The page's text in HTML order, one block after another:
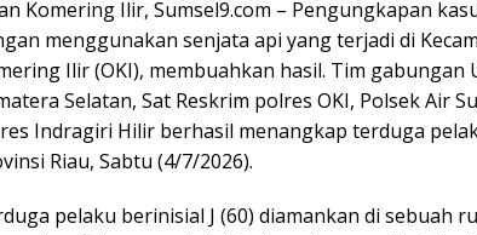
Komering Ilir, Sumsel9.com – Pengungkapan
menggunakan senjata api yang terjadi di
Ilir (OKI), membuahkan hasil. Tim gabungan
Selatan, Sat Reskrim polres OKI, Polsek Air
Indragiri Hilir berhasil menangkap terduga
Riau, Sabtu (4/7/2026).
pelaku berinisial J (60) diamankan di sebuah